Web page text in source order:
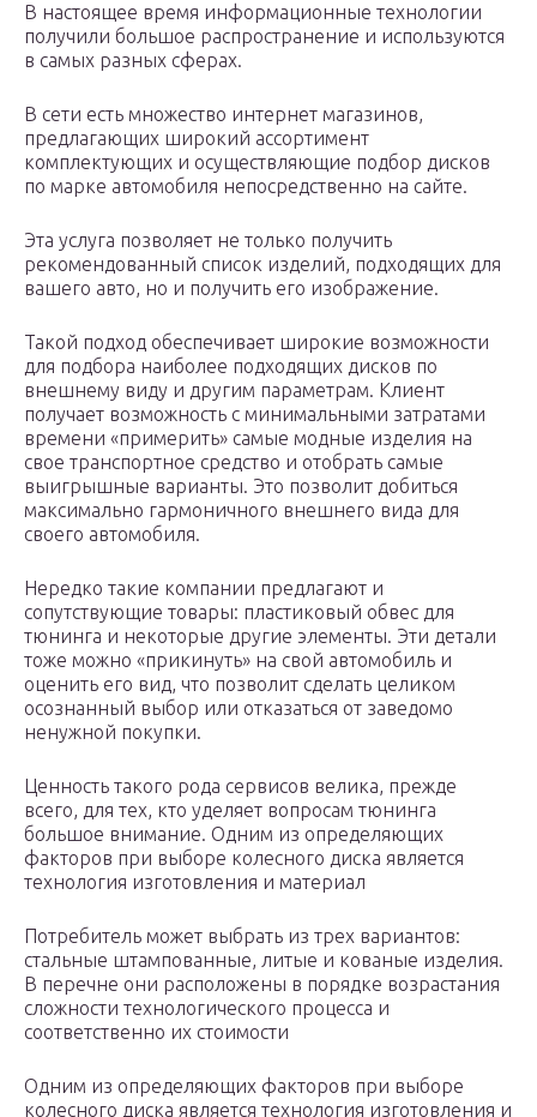
В настоящее время информационные технологии
получили большое распространение и используются
в самых разных сферах.
В сети есть множество интернет магазинов,
предлагающих широкий ассортимент
комплектующих и осуществляющие подбор дисков
по марке автомобиля непосредственно на сайте.
Эта услуга позволяет не только получить
рекомендованный список изделий, подходящих для
вашего авто, но и получить его изображение.
Такой подход обеспечивает широкие возможности
для подбора наиболее подходящих дисков по
внешнему виду и другим параметрам. Клиент
получает возможность с минимальными затратами
времени «примерить» самые модные изделия на
свое транспортное средство и отобрать самые
выигрышные варианты. Это позволит добиться
максимально гармоничного внешнего вида для
своего автомобиля.
Нередко такие компании предлагают и
сопутствующие товары: пластиковый обвес для
тюнинга и некоторые другие элементы. Эти детали
тоже можно «прикинуть» на свой автомобиль и
оценить его вид, что позволит сделать целиком
осознанный выбор или отказаться от заведомо
ненужной покупки.
Ценность такого рода сервисов велика, прежде
всего, для тех, кто уделяет вопросам тюнинга
большое внимание. Одним из определяющих
факторов при выборе колесного диска является
технология изготовления и материал
Потребитель может выбрать из трех вариантов:
стальные штампованные, литые и кованые изделия.
В перечне они расположены в порядке возрастания
сложности технологического процесса и
соответственно их стоимости
Одним из определяющих факторов при выборе
колесного диска является технология изготовления и